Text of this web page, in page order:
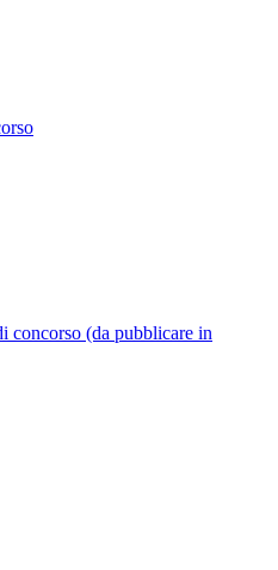
concorso (da pubblicare in